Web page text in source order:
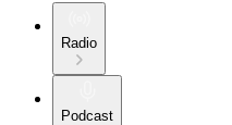
Radio
Podcast